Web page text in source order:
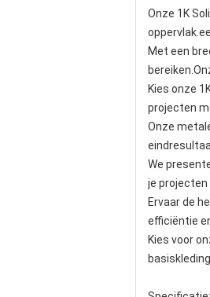
Onze 1K
Met een
Kies onze
projecten
Onze
We
je projecten
Ervaar de
efficiëntie
Kies voor